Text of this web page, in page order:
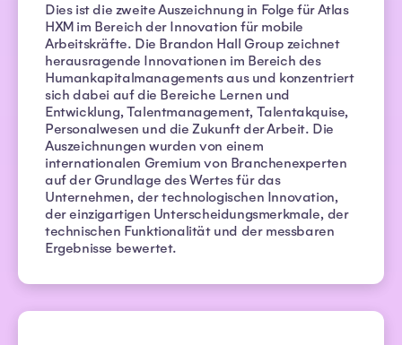
Dies ist die zweite Auszeichnung in Folge für Atlas
HXM im Bereich der Innovation für mobile
Arbeitskräfte. Die Brandon Hall Group zeichnet
herausragende Innovationen im Bereich des
Humankapitalmanagements aus und konzentriert
sich dabei auf die Bereiche Lernen und
Entwicklung, Talentmanagement, Talentakquise,
Personalwesen und die Zukunft der Arbeit. Die
Auszeichnungen wurden von einem
internationalen Gremium von Branchenexperten
auf der Grundlage des Wertes für das
Unternehmen, der technologischen Innovation,
der einzigartigen Unterscheidungsmerkmale, der
technischen Funktionalität und der messbaren
Ergebnisse bewertet.